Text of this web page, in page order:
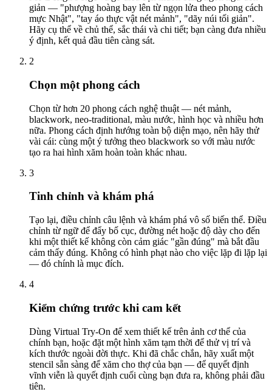
giản — "phượng hoàng bay lên từ ngọn lửa theo phong cách
mực Nhật", "tay áo thực vật nét mảnh", "dãy núi tối giản".
Hãy cụ thể về chủ thể, sắc thái và chi tiết; bạn càng đưa nhiều
ý định, kết quả đầu tiên càng sát.
2
Chọn một phong cách
Chọn từ hơn 20 phong cách nghệ thuật — nét mảnh,
blackwork, neo-traditional, màu nước, hình học và nhiều hơn
nữa. Phong cách định hướng toàn bộ diện mạo, nên hãy thử
vài cái: cùng một ý tưởng theo blackwork so với màu nước
tạo ra hai hình xăm hoàn toàn khác nhau.
3
Tinh chỉnh và khám phá
Tạo lại, điều chỉnh câu lệnh và khám phá vô số biến thể. Điều
chỉnh từ ngữ để đẩy bố cục, đường nét hoặc độ dày cho đến
khi một thiết kế không còn cảm giác "gần đúng" mà bắt đầu
cảm thấy đúng. Không có hình phạt nào cho việc lặp đi lặp lại
— đó chính là mục đích.
4
Kiểm chứng trước khi cam kết
Dùng Virtual Try-On để xem thiết kế trên ảnh cơ thể của
chính bạn, hoặc đặt một hình xăm tạm thời để thử vị trí và
kích thước ngoài đời thực. Khi đã chắc chắn, hãy xuất một
stencil sẵn sàng để xăm cho thợ của bạn — để quyết định
vĩnh viễn là quyết định cuối cùng bạn đưa ra, không phải đầu
tiên.